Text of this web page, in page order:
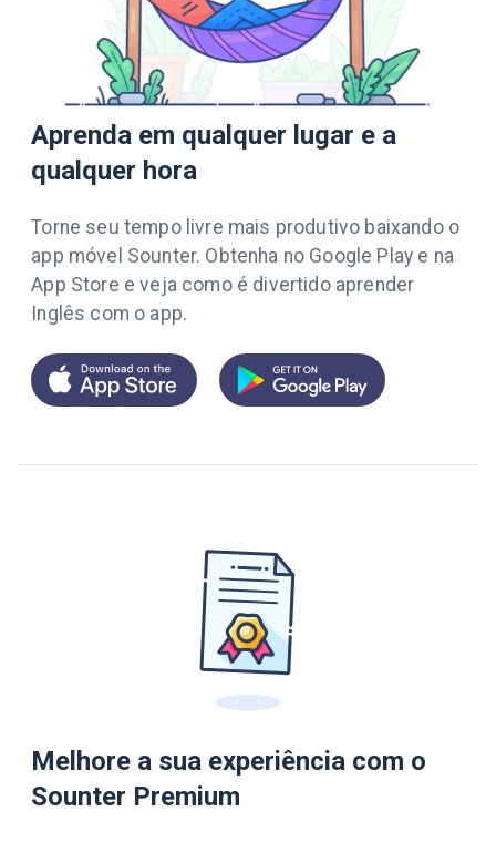
Aprenda em qualquer lugar e a
qualquer hora
Torne seu tempo livre mais produtivo baixando o
app móvel Sounter. Obtenha no Google Play e na
App Store e veja como é divertido aprender
Inglês com o app.
Melhore a sua experiência com o
Sounter Premium